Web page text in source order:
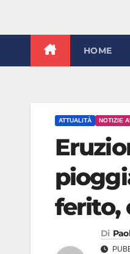
HOME
ATTUALITÀ NOTIZIE
ferito,
Di